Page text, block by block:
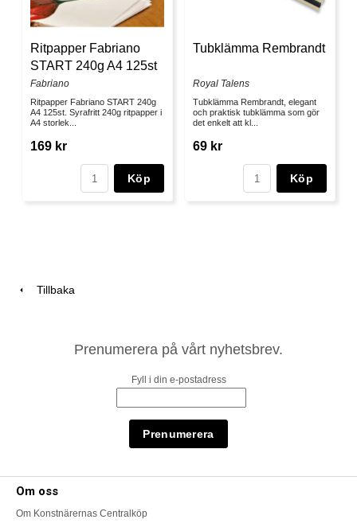
Ritpapper Fabriano
START 240g A4 125st
Fabriano
Ritpapper Fabriano START 240g
A4 125st. Syrafritt 240g ritpapper i
A4 storlek...
169 kr
Köp
Tubklämma Rembrandt
Royal Talens
Tubklämma Rembrandt, elegant
och praktisk tubklämma som gör
det enkelt att kl...
69 kr
Köp
Tillbaka
Prenumerera på vårt nyhetsbrev.
Fyll i din e-postadress
Om oss
Om Konstnärernas Centralköp